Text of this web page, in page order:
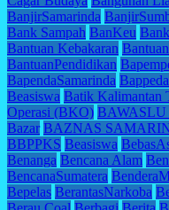
BanjirSamarinda
Bank Sampah BanKeu
Bantuan Kebakaran
BantuanPendidikan
BapendaSamarinda
Beasiswa Batik Kalimantan
Operasi (BKO)
Bazar BAZNAS
BBPPKS Beasiswa
Benanga Bencana Alam
BencanaSumatera
Bepelas BerantasNarkoba